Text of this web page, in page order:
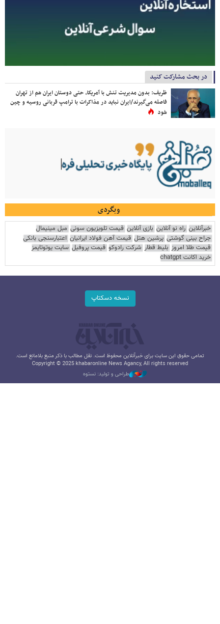
در بحث مشارکت کنید
ظریف: بدون مدیریت تنش با آمریکا، حتی دوستان ایران هم از تهران
فاصله می‌گیرند/ایران نباید در مذاکرات با ترامپ قربانی روسیه و چین
شود
وبگردی
خبرآنلاین راه نو آنلاین بازی آنلاین قیمت تلویزیون سونی مبل مینیمال
جراح بینی گوشتی پرشین هتل قیمت آهن فولاد ایرانیان اعتبارسنجی بانکی
قیمت طلا امروز بلیط قطار شرکت رادوکو قیمت پروفیل سایت یوتوتایمز
خرید اکانت chatgpt
نسخه دسکتاپ
تمامی حقوق این سایت برای خبرآنلاین محفوظ است. نقل مطالب با ذکر منبع بلامانع است.
Copyright © 2025 khabaronline News Agancy, All rights reserved
طراحی و تولید: نستوه